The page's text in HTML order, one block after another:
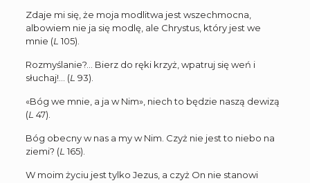
Zdaje mi się, że moja modlitwa jest wszechmocna,
albowiem nie ja się modlę, ale Chrystus, który jest we
mnie (L 105).
Rozmyślanie?… Bierz do ręki krzyż, wpatruj się weń i
słuchaj!… (L 93).
«Bóg we mnie, a ja w Nim», niech to będzie naszą dewizą
(L 47).
Bóg obecny w nas a my w Nim. Czyż nie jest to niebo na
ziemi? (L 165).
W moim życiu jest tylko Jezus, a czyż On nie stanowi